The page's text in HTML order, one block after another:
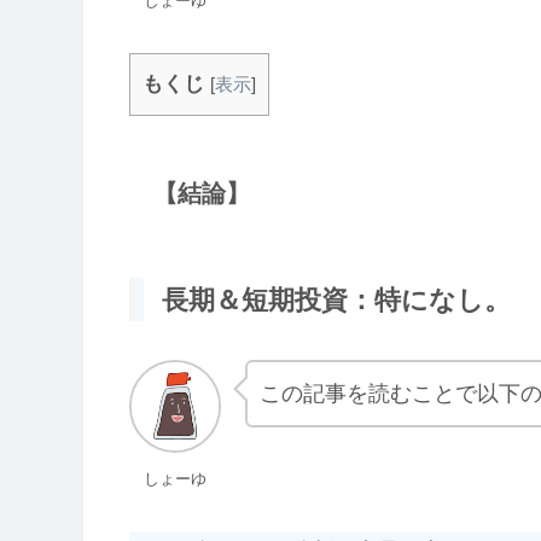
もくじ [表示]
【結論】
長期＆短期投資：特になし。
しょーゆ
この記事を読むことで以下